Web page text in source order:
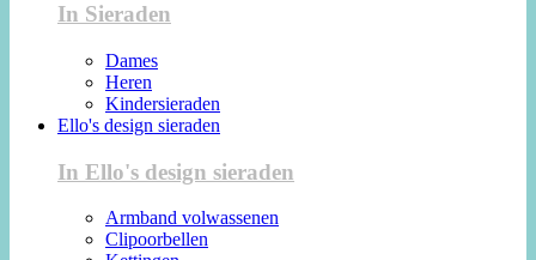
In Sieraden
Dames
Heren
Kindersieraden
Ello's design sieraden
In Ello's design sieraden
Armband volwassenen
Clipoorbellen